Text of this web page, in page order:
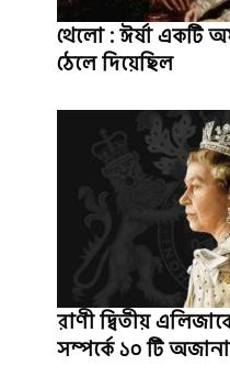
থেলো : ঈর্ষা একটি
ঠেলে দিয়েছিল
রাণী দ্বিতীয়
সম্পর্কে ১০ টি